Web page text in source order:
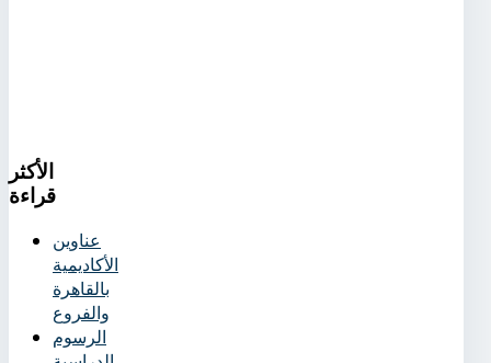
الأكثر
قراءة
عناوين
الأكاديمية
بالقاهرة
والفروع
الرسوم